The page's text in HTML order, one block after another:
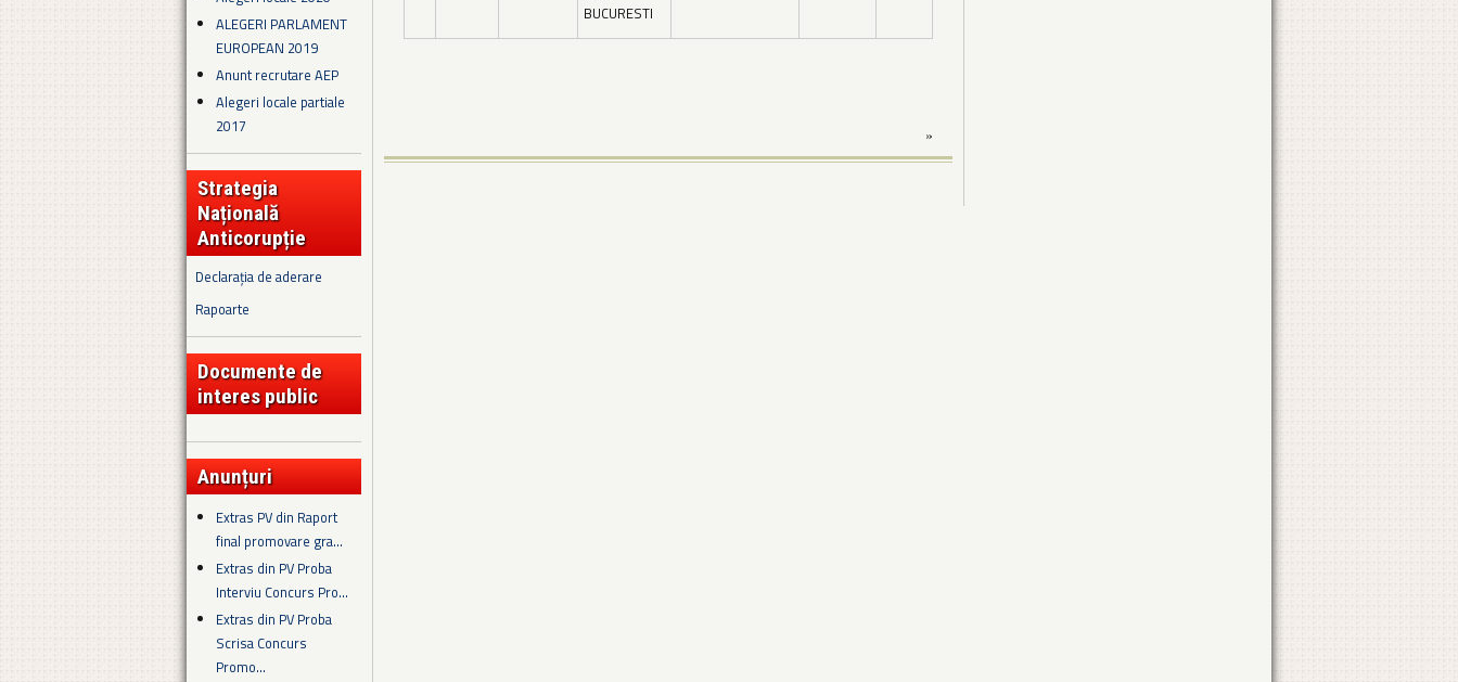
ALEGERI PARLAMENT
EUROPEAN 2019
Anunt recrutare AEP
Alegeri locale partiale
2017
Strategia
Națională
Anticorupție
Declarația de aderare
Rapoarte
Documente de
interes public
Anunțuri
Extras PV din Raport
final promovare gra...
Extras din PV Proba
Interviu Concurs Pro...
Extras din PV Proba
Scrisa Concurs
Promo...
BUCURESTI
»